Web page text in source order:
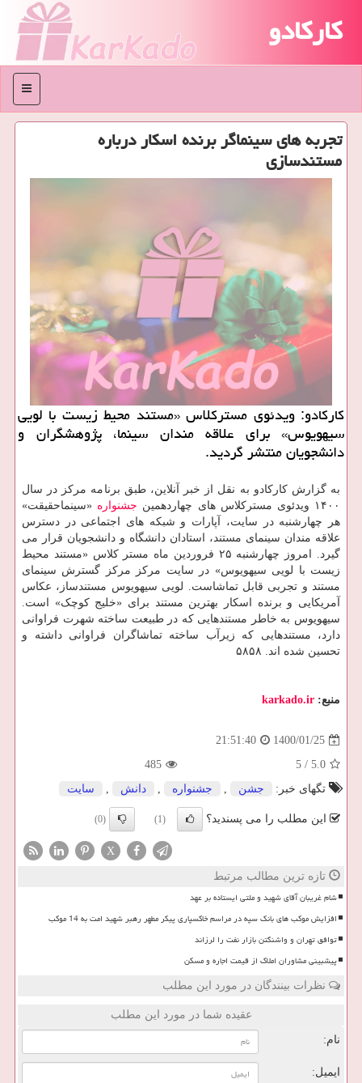
کارکادو
منو
تجربه های سینماگر برنده اسكار درباره
مستندسازی
کارکادو: ویدئوی مسترکلاس «مستند محیط زیست با لویی
سیهویوس» برای علاقه مندان سینما، پژوهشگران و
دانشجویان منتشر گردید.
به گزارش کارکادو به نقل از خبر آنلاین، طبق برنامه مرکز در سال
۱۴۰۰ ویدئوی مسترکلاس های چهاردهمین
جشنواره «سینماحقیقت»
هر چهارشنبه در سایت، آپارات و شبکه های اجتماعی در دسترس
علاقه مندان سینمای مستند، استادان دانشگاه و دانشجویان قرار می
گیرد. امروز چهارشنبه ۲۵ فروردین ماه مستر کلاس «مستند محیط
زیست با لویی سیهویوس» در سایت مرکز مرکز گسترش سینمای
مستند و تجربی قابل تماشاست. لویی سیهویوس مستندساز، عکاس
آمریکایی و برنده اسکار بهترین مستند برای «خلیج کوچک» است.
سیهویوس به خاطر مستندهایی که در طبیعت ساخته شهرت فراوانی
دارد، مستندهایی که زیرآب ساخته تماشاگران فراوانی داشته و
تحسین شده اند. ۵۸۵۸
منبع: karkado.ir
1400/01/25
21:51:40
5.0
/
5
485
تگهای خبر:
جشن , جشنواره , دانش , سایت
این مطلب را می پسندید؟ (1)
(0)
X
تازه ترین مطالب مرتبط
شام غریبان آقای شهید و ملتی ایستاده بر عهد
افزایش موکب های بانک سپه در مراسم خاکسپاری پیکر مطهر رهبر شهید امت به 14 موکب
توافق تهران و واشنگتن بازار نفت را لرزاند
پیشبینی مشاوران املاک از قیمت اجاره و مسکن
نظرات بینندگان در مورد این مطلب
عقیده شما در مورد این مطلب
نام:
ایمیل: